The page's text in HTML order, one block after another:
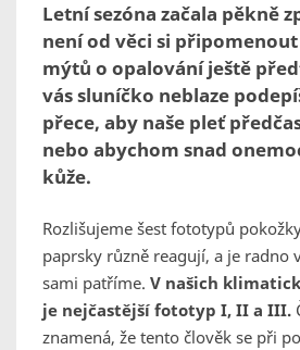
Letní sezóna začala pěkně
není od věci si
mýtů o opalování ještě
vás sluníčko neblaze
přece, aby naše pleť
nebo abychom snad
kůže.
Rozlišujeme šest fototypů
paprsky různě reagují, a je radno
sami patříme. V našich
je nejčastější fototyp I, II a III.
znamená, že tento člověk se při